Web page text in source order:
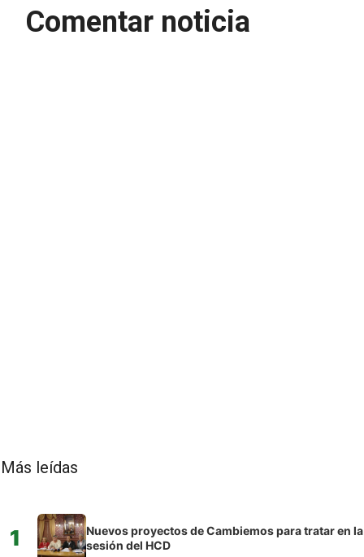
Comentar noticia
Más leídas
1
Nuevos proyectos de Cambiemos para tratar en la
sesión del HCD